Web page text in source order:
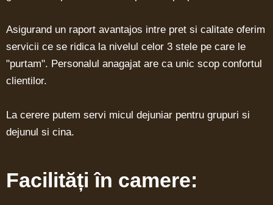
Asigurand un raport avantajos intre pret si calitate oferim
servicii ce se ridica la nivelul celor 3 stele pe care le
"purtam". Personalul anagajat are ca unic scop confortul
clientilor.
La cerere putem servi micul dejuniar pentru grupuri si
dejunul si cina.
Facilități în camere: